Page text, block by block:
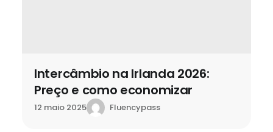
Intercâmbio na Irlanda 2026:
Preço e como economizar
12 maio 2025 Fluencypass